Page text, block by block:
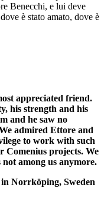
Benecchi, e lui deve
è stato amato, dove è
appreciated friend.
his strength and his
and he saw no
admired Ettore and
to work with such
Comenius projects. We
among us anymore.
Norrköping, Sweden